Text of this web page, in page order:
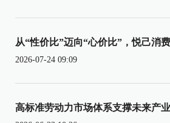
从“性价比”迈向“心价比”，悦己消
2026-07-24 09:09
高标准劳动力市场体系支撑未来产